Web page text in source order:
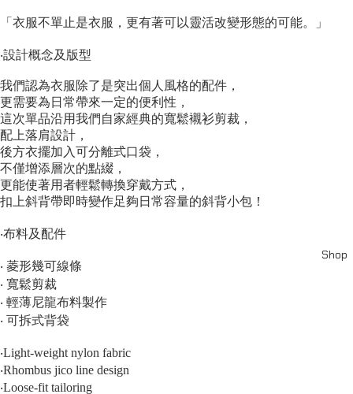
Shop
「衣服不單止是衣服，更有著可以靈活改變形態的可能。」
‧設計概念及版型
我們認為衣服除了是突出個人風格的配件，
更需要為日常帶來一定的便利性，
這次單品沿用我們自家經典的寬鬆襯衫剪裁，
配上落肩設計，
後方衣擺加入可分離式口袋，
不僅增添層次的點綴，
更能使著用者輕鬆轉換穿戴方式，
扣上斜背帶即時變作足夠日常容量的斜背小包！
‧布料及配件
‧ 菱形幾可線條
‧ 寬鬆剪裁
‧ 輕薄尼龍布料製作
‧ 可拆式背袋
‧Light-weight nylon fabric
‧Rhombus jico line design
‧Loose-fit tailoring